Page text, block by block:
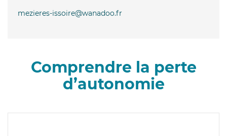
mezieres-issoire@wanadoo.fr
Comprendre la perte
d’autonomie